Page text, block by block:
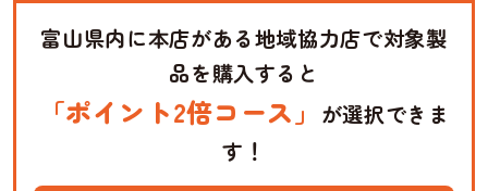
富山県内に本店がある地域協力店で対象製
品を購入すると
「ポイント2倍コース」
が選択できま
す！